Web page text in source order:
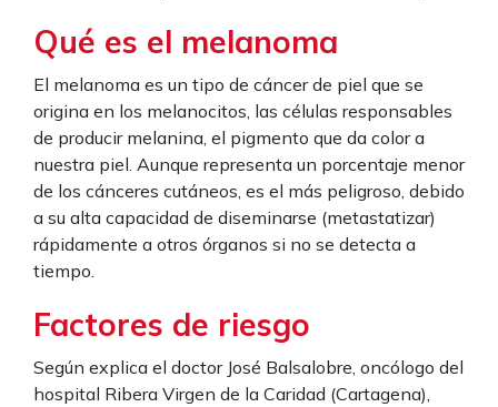
Qué es el melanoma
El melanoma es un tipo de cáncer de piel que se
origina en los melanocitos, las células responsables
de producir melanina, el pigmento que da color a
nuestra piel. Aunque representa un porcentaje menor
de los cánceres cutáneos, es el más peligroso, debido
a su alta capacidad de diseminarse (metastatizar)
rápidamente a otros órganos si no se detecta a
tiempo.
Factores de riesgo
Según explica el doctor José Balsalobre, oncólogo del
hospital Ribera Virgen de la Caridad (Cartagena),